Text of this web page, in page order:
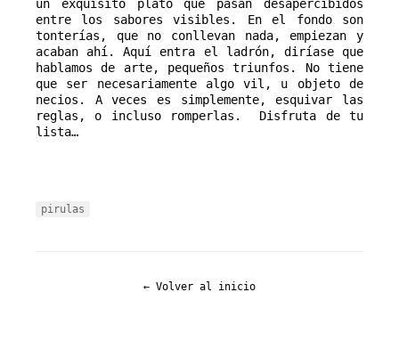
un exquisito plato que pasan desapercibidos
entre los sabores visibles. En el fondo son
tonterías, que no conllevan nada, empiezan y
acaban ahí. Aquí entra el ladrón, diríase que
hablamos de arte, pequeños triunfos. No tiene
que ser necesariamente algo vil, u objeto de
necios. A veces es simplemente, esquivar las
reglas, o incluso romperlas.  Disfruta de tu
lista…
pirulas
← Volver al inicio